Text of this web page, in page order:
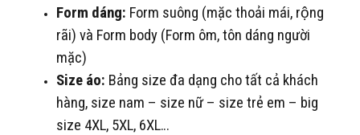
Form dáng: Form suông (mặc thoải mái, rộng
rãi) và Form body (Form ôm, tôn dáng người
mặc)
Size áo: Bảng size đa dạng cho tất cả khách
hàng, size nam – size nữ – size trẻ em – big
size 4XL, 5XL, 6XL…